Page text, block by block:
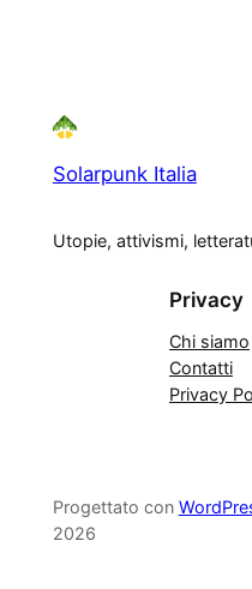
Solarpunk Italia
Utopie, attivismi,
Privacy
Chi siamo
Contatti
Privacy
Progettato con
2026